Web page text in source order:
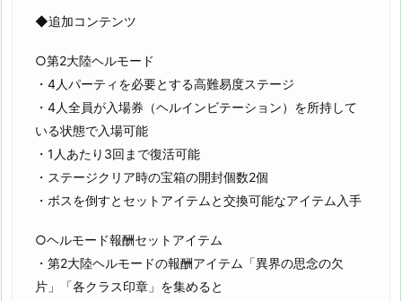
◆追加コンテンツ
○第2大陸ヘルモード
・4人パーティを必要とする高難易度ステージ
・4人全員が入場券（ヘルインビテーション）を所持して
いる状態で入場可能
・1人あたり3回まで復活可能
・ステージクリア時の宝箱の開封個数2個
・ボスを倒すとセットアイテムと交換可能なアイテム入手
○ヘルモード報酬セットアイテム
・第2大陸ヘルモードの報酬アイテム「異界の思念の欠
片」「各クラス印章」を集めると